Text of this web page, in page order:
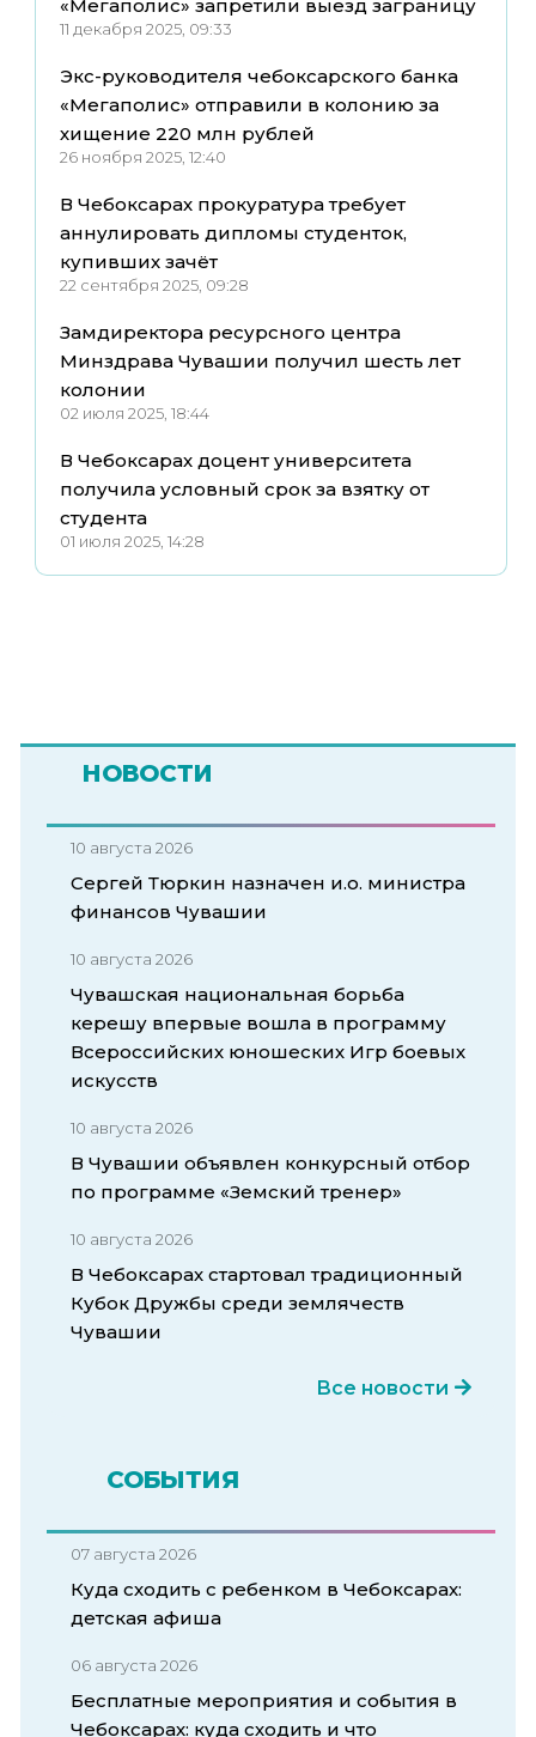
«Мегаполис» запретили выезд заграницу
11 декабря 2025, 09:33
Экс-руководителя чебоксарского банка
«Мегаполис» отправили в колонию за
хищение 220 млн рублей
26 ноября 2025, 12:40
В Чебоксарах прокуратура требует
аннулировать дипломы студенток,
купивших зачёт
22 сентября 2025, 09:28
Замдиректора ресурсного центра
Минздрава Чувашии получил шесть лет
колонии
02 июля 2025, 18:44
В Чебоксарах доцент университета
получила условный срок за взятку от
студента
01 июля 2025, 14:28
НОВОСТИ
10 августа 2026
Сергей Тюркин назначен и.о. министра
финансов Чувашии
10 августа 2026
Чувашская национальная борьба
керешу впервые вошла в программу
Всероссийских юношеских Игр боевых
искусств
10 августа 2026
В Чувашии объявлен конкурсный отбор
по программе «Земский тренер»
10 августа 2026
В Чебоксарах стартовал традиционный
Кубок Дружбы среди землячеств
Чувашии
Все новости
СОБЫТИЯ
07 августа 2026
Куда сходить с ребенком в Чебоксарах:
детская афиша
06 августа 2026
Бесплатные мероприятия и события в
Чебоксарах: куда сходить и что